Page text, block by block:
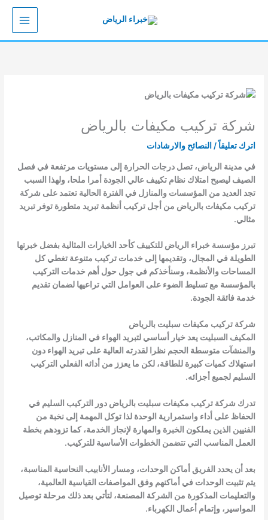
شركة تركيب مكيفات بالرياض
اترك تعليقاً / النصائح والارشادات
في مدينة الرياض، تصل درجات الحرارة إلى مستويات مرتفعة في فصل
الصيف ليصبح امتلاك نظام تكييف عالي الجودة أمرا ملحا، ولهذا السبب
تجد العديد من المؤسسات والمنازل في الفترة الحالية تعتمد على شركة
تركيب مكيفات بالرياض من أجل تركيب أنظمة تبريد متطورة توفر تبريد
مثالي.
تبرز مؤسسة خبراء الرياض للتكييف كأحد الخيارات المثالية بفضل خبرتها
الطويلة في المجال، وتقديمها إلى خدمات تركيب متنوعة تغطي كل
المساحات والأنظمة، وسنأخذكم في جول حول أهم خدمات التركيب
بالمؤسسة مع تسليط الضوء على العوامل التي تراعيها لضمان تقديم
خدمة فائقة الجودة.
شركة تركيب مكيفات سبليت بالرياض
المكيف السبليت يعد خيار أساسي لتبريد الهواء في المنازل والمكاتب،
والمنشآت متوسطة الحجم نظرا لقدرته العالية على تبريد الهواء دون
استهلاك كميات كبيرة للطاقة، لكن ما يعزز من أدائه الفعلي التركيب
السليم لجميع أجزائه.
تدرك شركة تركيب مكيفات سبليت بالرياض دور التركيب السليم في
الحفاظ على أداء واستمرارية الوحدة لذا توكل المهمة إلى نخبة من
الفنيين الذين يملكون الخبرة والمهارة لإنجاز الخدمة، كما تزودهم بخطة
العمل المناسب التي تتضمن الخطوات الأساسية للتركيب.
بعد أن يحدد الفريق أماكن الوحدات، ومسار الأنابيب النحاسية المناسبة،
يتم تثبيت الوحدات في أماكنهم وفق المواصفات القياسية العالمية،
والتعليمات المذكورة من الشركة المصنعة، لتأتي بعد ذلك مرحلة توصيل
المواسير، وإتمام أعمال الكهرباء.